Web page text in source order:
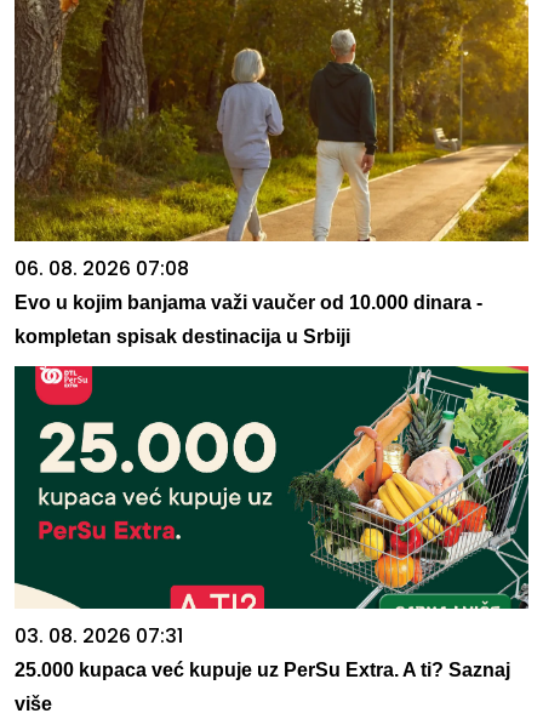
06. 08. 2026 07:08
Evo u kojim banjama važi vaučer od 10.000 dinara -
kompletan spisak destinacija u Srbiji
03. 08. 2026 07:31
25.000 kupaca već kupuje uz PerSu Extra. A ti? Saznaj
više